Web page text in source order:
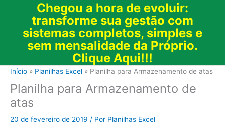
Chegou a hora de evoluir:
transforme sua gestão com
sistemas completos, simples e
sem mensalidade da Próprio.
Clique Aqui!!!
Início Planilhas Excel Planilha para Armazenamento de atas
Planilha para Armazenamento de
atas
20 de fevereiro de 2019 / Por Planilhas Excel